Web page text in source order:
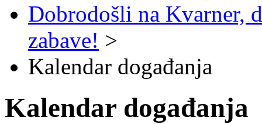
Dobrodošli na Kvarner,
zabave! >
Kalendar događanja
Kalendar događanja